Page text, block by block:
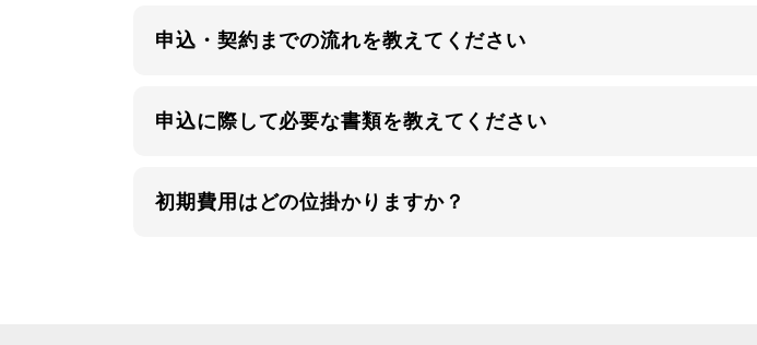
申込・契約までの流れを教えてください
申込に際して必要な書類を教えてください
初期費用はどの位掛かりますか？